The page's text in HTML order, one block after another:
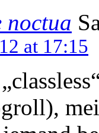
noctua
at 17:15